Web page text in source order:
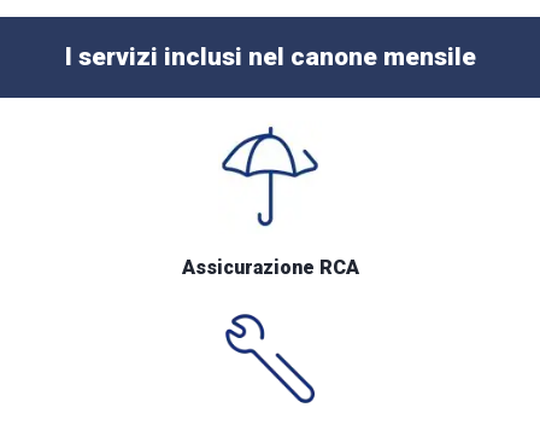
I servizi inclusi nel canone mensile
Assicurazione RCA